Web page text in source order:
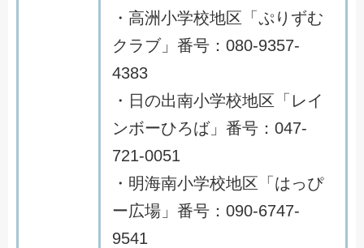
・高洲小学校地区「ぷりずむ
クラブ」番号：080-9357-
4383
・日の出南小学校地区「レイ
ンボーひろば」番号：047-
721-0051
・明海南小学校地区「はっぴ
ー広場」番号：090-6747-
9541